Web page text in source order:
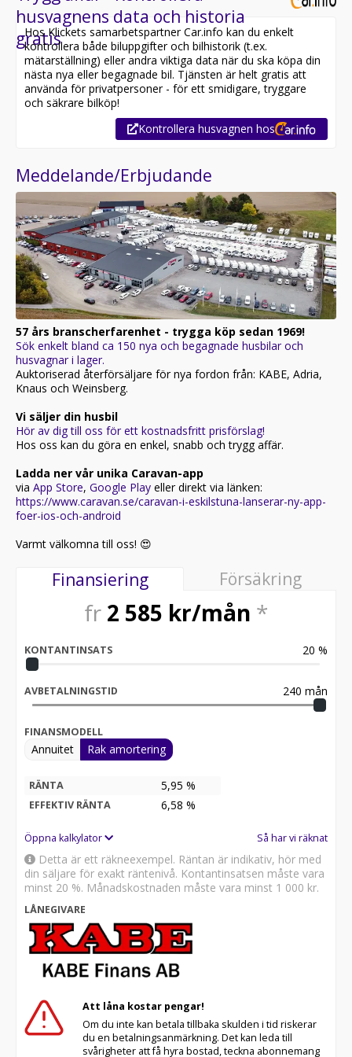
husvagnens data och historia
gratis
Hos Klickets samarbetspartner Car.info kan du enkelt
kontrollera både biluppgifter och bilhistorik (t.ex.
mätarställning) eller andra viktiga data när du ska köpa din
nästa nya eller begagnade bil. Tjänsten är helt gratis att
använda för privatpersoner - för ett smidigare, tryggare
och säkrare bilköp!
Kontrollera husvagnen hos
Meddelande/Erbjudande
57 års branscherfarenhet - trygga köp sedan 1969!
Sök enkelt bland ca 150 nya och begagnade husbilar och
husvagnar i lager.
Auktoriserad återförsäljare för nya fordon från: KABE, Adria,
Knaus och Weinsberg.
Vi säljer din husbil
Hör av dig till oss för ett kostnadsfritt prisförslag!
Hos oss kan du göra en enkel, snabb och trygg affär.
Ladda ner vår unika Caravan-app
via App Store, Google Play eller direkt via länken:
https://www.caravan.se/caravan-i-eskilstuna-lanserar-ny-app-
foer-ios-och-android
Varmt välkomna till oss! 😍
Finansiering Försäkring
fr 2 585 kr/mån *
KONTANTINSATS 20 %
AVBETALNINGSTID 240 mån
FINANSMODELL
Annuitet Rak amortering
RÄNTA 5,95 %
EFFEKTIV RÄNTA 6,58 %
Öppna kalkylator Så har vi räknat
Detta är ett räkneexempel. Räntan är indikativ, hör med
din säljare för exakt räntenivå. Kontantinsatsen måste vara
minst 20 %. Månadskostnaden måste vara minst 1 000 kr.
LÅNEGIVARE
Att låna kostar pengar!
Om du inte kan betala tillbaka skulden i tid riskerar
du en betalningsanmärkning. Det kan leda till
svårigheter att få hyra bostad, teckna abonnemang